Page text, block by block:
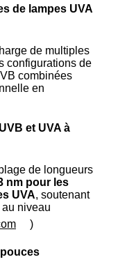
de lampes UVA
de multiples
configurations de
combinées
en
et UVA à
de longueurs
nm pour les
UVA, soutenant
au niveau
)